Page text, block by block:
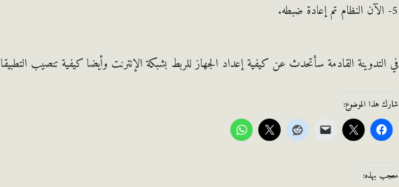
5- الآن النظام تم إعادة ضبطه.
في التدوينة القادمة سأتحدث عن كيفية إعداد الجهاز للربط بشبكة الإنترنت وأيضا كيفية تنصيب
شارك هذا الموضوع:
معجب بهذه: